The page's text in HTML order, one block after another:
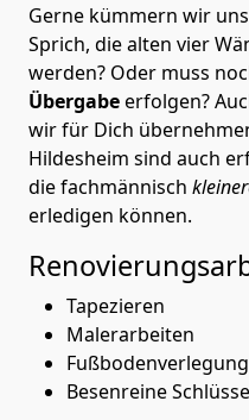
Gerne kümmern wir
Sprich, die alten vier
werden? Oder muss
Übergabeerfolgen?
wir für Dich
Hildesheim sind auch
die fachmännisch
erledigen können.
Tapezieren
Malerarbeiten
Fußbodenverlegung
Besenreine